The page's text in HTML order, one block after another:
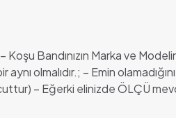
Bandınızın Marka ve
olmalıdır.; – Emin
– Eğerki elinizde ÖLÇÜ